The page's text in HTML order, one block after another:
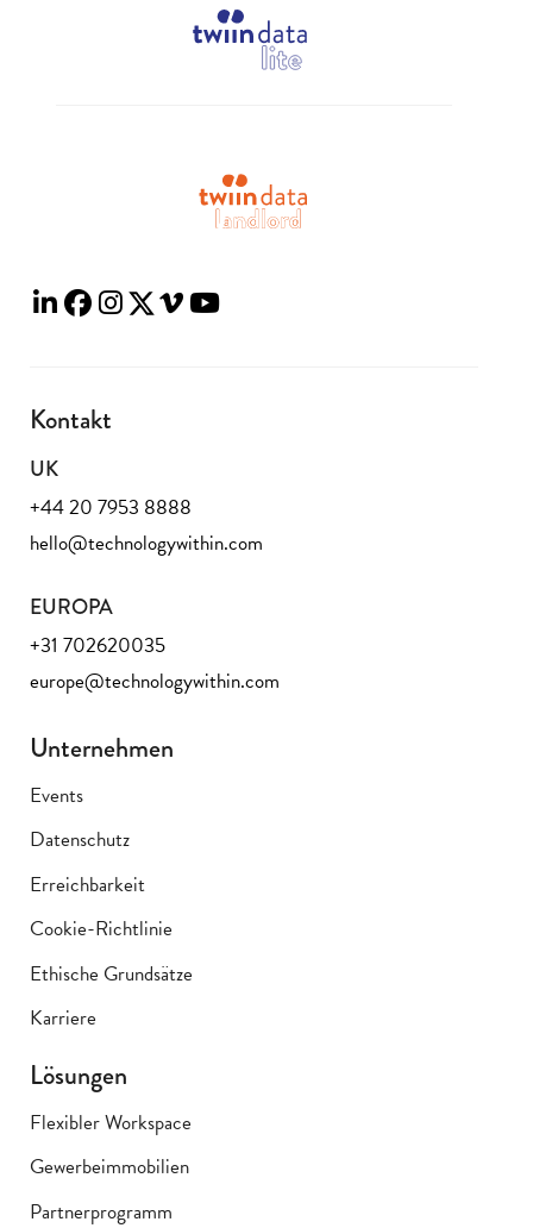
Kontakt
UK
+44 20 7953 8888
hello@technologywithin.com
EUROPA
+31 702620035
europe@technologywithin.com
Unternehmen
Events
Datenschutz
Erreichbarkeit
Cookie-Richtlinie
Ethische Grundsätze
Karriere
Lösungen
Flexibler Workspace
Gewerbeimmobilien
Partnerprogramm